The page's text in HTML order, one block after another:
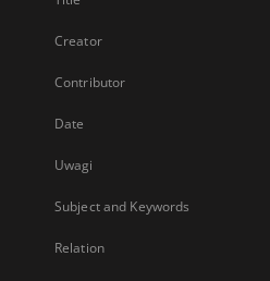
Creator
Contributor
Date
Uwagi
Subject and Keywords
Relation